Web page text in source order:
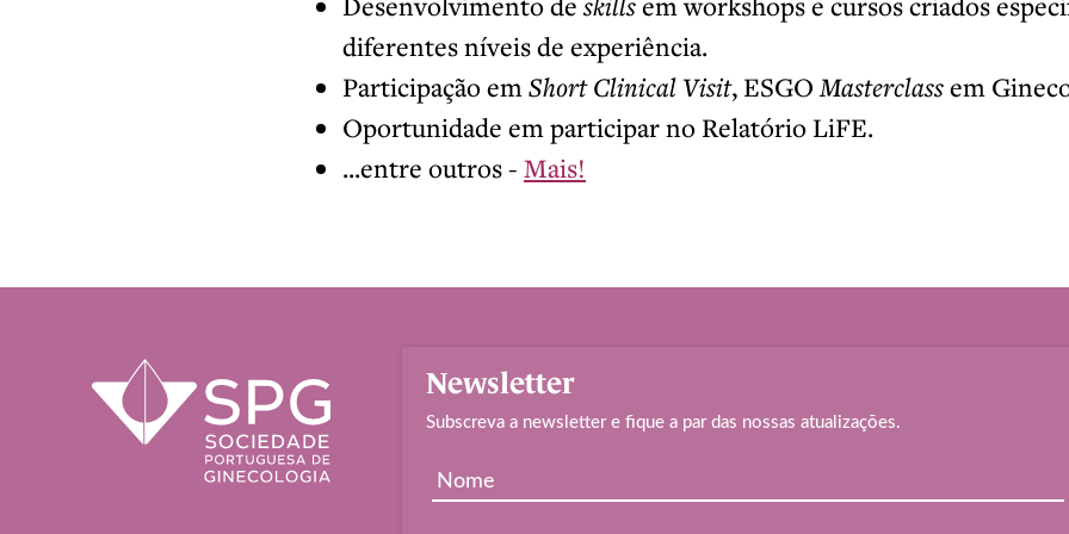
diferentes níveis de experiência.
Participação emShort Clinical Visit, ESGOMasterclassem
Oportunidade em participar no Relatório LiFE.
...entre outros - Mais!
Newsletter
Subscreva a newsletter e fique a par das nossas atualizações.